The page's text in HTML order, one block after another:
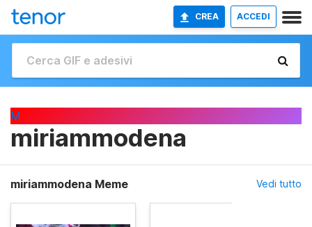
CREA ACCEDI
M
miriammodena
miriammodena Meme Vedi tutto